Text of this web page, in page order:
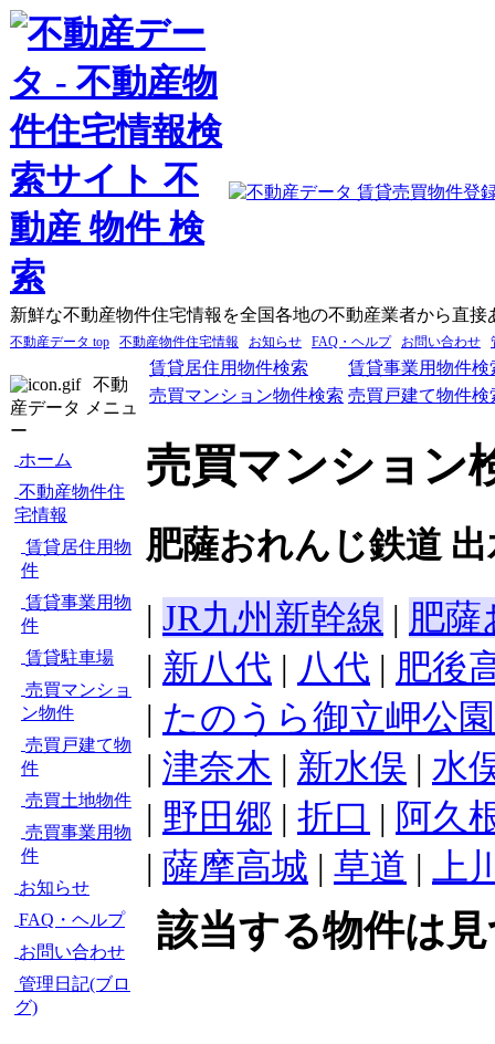
新鮮な不動産物件住宅情報を全国各地の不動産業者から直接
不動産データ top 不動産物件住宅情報 お知らせ FAQ・ヘルプ お問い合わせ
不動
産データ メニュ
ー
ホーム
不動産物件住
宅情報
賃貸居住用物
件
賃貸事業用物
件
賃貸駐車場
売買マンショ
ン物件
売買戸建て物
件
売買土地物件
売買事業用物
件
お知らせ
FAQ・ヘルプ
お問い合わせ
管理日記(ブロ
グ)
賃貸居住用物件検索
賃貸事業用物件検
売買マンション物件検索 売買戸建て物件検
売買マンション
肥薩おれんじ鉄道
| JR九州新幹線 | 肥薩
| 新八代 | 八代 | 肥後
| たのうら御立岬公園
| 津奈木 | 新水俣 | 水
| 野田郷 | 折口 | 阿久
| 薩摩高城 | 草道 | 上
該当する物件は